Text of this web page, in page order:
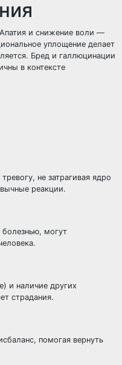
и снижение воли —
уплощение делает
Бред и галлюцинации
в контексте
не затрагивая ядро
реакции.
болезнью, могут
и наличие других
страдания.
помогая вернуть